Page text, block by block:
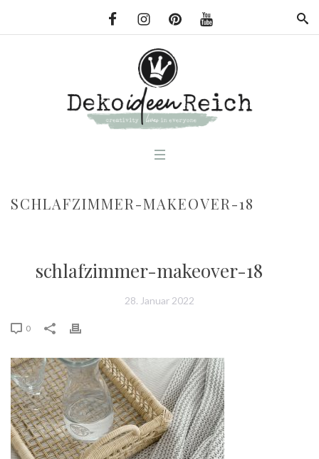
SCHLAFZIMMER-MAKEOVER-18
schlafzimmer-makeover-18
28. Januar 2022
0